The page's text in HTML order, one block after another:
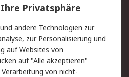
Lieferlösungen
Kontakt
Privatkunden
Privatsphäre
andere Technologien zur
zur Personalisierung und
auf Websites von
auf "Alle akzeptieren"
von nicht-